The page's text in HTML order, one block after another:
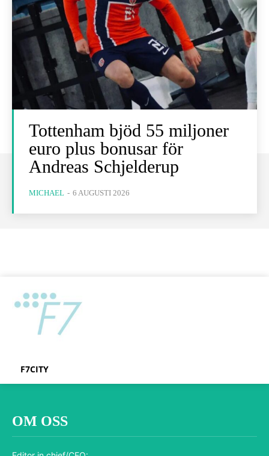
Tottenham bjöd 55 miljoner
euro plus bonusar för
Andreas Schjelderup
MICHAEL - 6 AUGUSTI 2026
F7CITY
OM OSS